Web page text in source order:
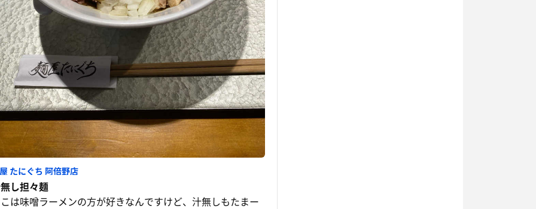
たにぐち 阿倍野店
し担々麺
は味噌ラーメンの方が好きなんですけど、汁無しもたまー